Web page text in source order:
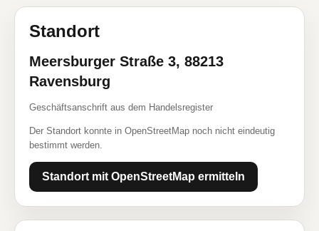
Standort
Meersburger Straße 3, 88213
Ravensburg
Geschäftsanschrift aus dem Handelsregister
Der Standort konnte in OpenStreetMap noch nicht eindeutig
bestimmt werden.
Standort mit OpenStreetMap ermitteln